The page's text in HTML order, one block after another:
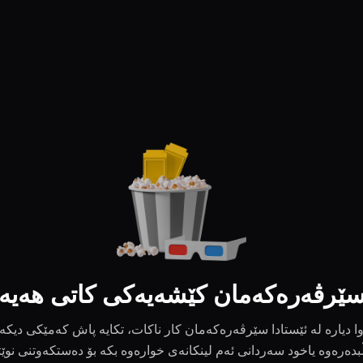
کێشەیەکی کاتی
وا دیارە لە ئێستادا سێرڤەرەکەمان کار ناکات، تکایە پاش کەمێکی دیکە
یاخود سەردانی ئەم لینکانەی خوارەوە بکە بۆ دەستکەوتنی